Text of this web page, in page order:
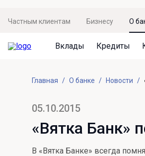
Частным клиентам Бизнесу О
Вклады
Не упусти момент
Просто вклад
Накопительный
Кредиты
Кредит под залог
Рефинансирование
Кредит на автомобиль
Дебетовая карта с пакетом
Премиальная карта Mir
Пенсионная карта
Все карты
Курсы валют
Бронирование валюты
Курсы валют ЦБ
Оплата кредита
Оценка недвижимости
Подбор новой недвижимости
Акция «Приведи друга»
Акция «Ставка на бизнес»
Главная О банке Новости
05.10.2015
«Вятка Банк»
В «Вятка Банке» всегда